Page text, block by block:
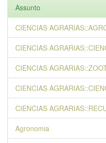
Assunto
CIENCIAS
CIENCIAS
CIENCIAS
CIENCIAS
CIENCIAS
Agronomia